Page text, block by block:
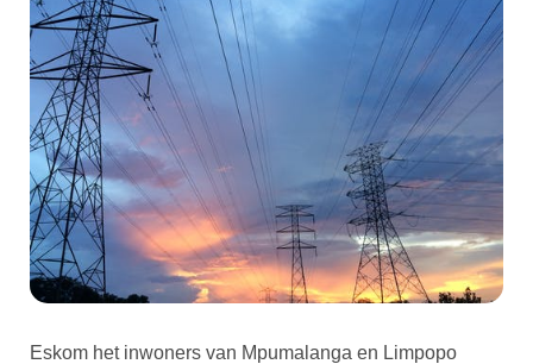
Eskom het inwoners van Mpumalanga en Limpopo